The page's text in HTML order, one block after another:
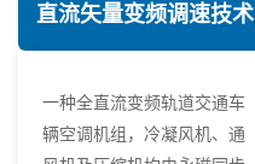
直流矢量变频调速技术
一种全直流变频轨道交通车
辆空调机组，冷凝风机、通